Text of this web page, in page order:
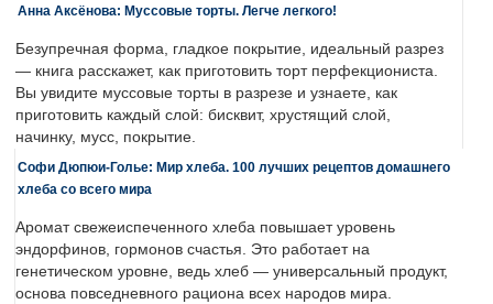
Анна Аксёнова: Муссовые торты. Легче легкого!
Безупречная форма, гладкое покрытие, идеальный разрез
— книга расскажет, как приготовить торт перфекциониста.
Вы увидите муссовые торты в разрезе и узнаете, как
приготовить каждый слой: бисквит, хрустящий слой,
начинку, мусс, покрытие.
Софи Дюпюи-Голье: Мир хлеба. 100 лучших рецептов домашнего
хлеба со всего мира
Аромат свежеиспеченного хлеба повышает уровень
эндорфинов, гормонов счастья. Это работает на
генетическом уровне, ведь хлеб — универсальный продукт,
основа повседневного рациона всех народов мира.